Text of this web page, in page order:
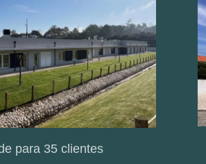
para 35 clientes